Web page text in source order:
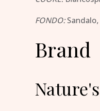
FONDO:Sandalo,
Brand
Nature's